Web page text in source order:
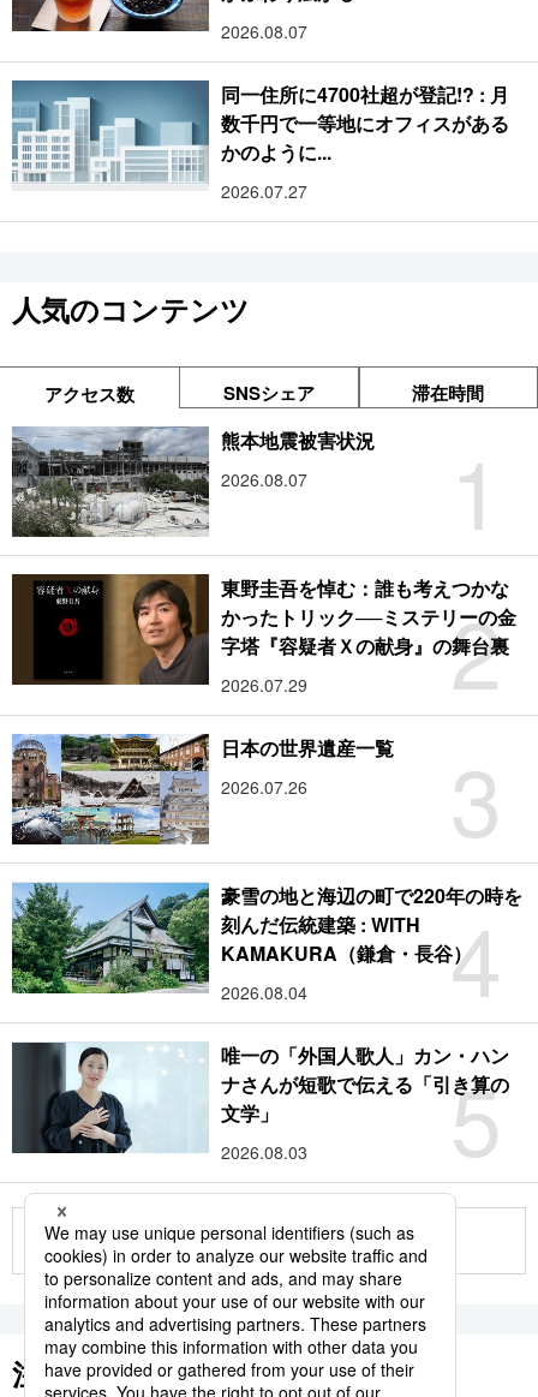
2026.08.07
同一住所に4700社超が登記!? : 月
数千円で一等地にオフィスがある
かのように...
2026.07.27
人気のコンテンツ
アクセス数 SNSシェア 滞在時間
1
熊本地震被害状況
2026.08.07
2
東野圭吾を悼む：誰も考えつかな
かったトリック──ミステリーの金
字塔『容疑者Ｘの献身』の舞台裏
2026.07.29
3
日本の世界遺産一覧
2026.07.26
4
豪雪の地と海辺の町で220年の時を
刻んだ伝統建築 : WITH
KAMAKURA（鎌倉・長谷）
2026.08.04
5
唯一の「外国人歌人」カン・ハン
ナさんが短歌で伝える「引き算の
文学」
2026.08.03
もっと見る
注目のキーワード